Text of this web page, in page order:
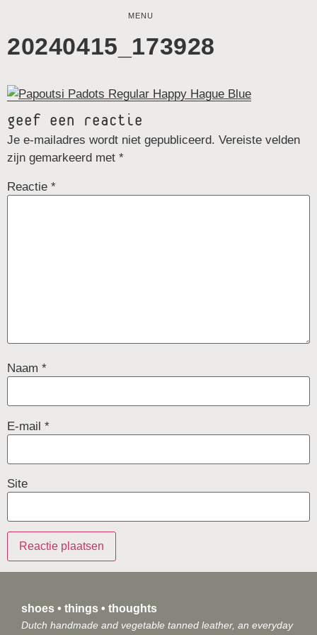
MENU
20240415_173928
geef een reactie
Je e-mailadres wordt niet gepubliceerd. Vereiste velden
zijn gemarkeerd met *
Reactie *
Naam *
E-mail *
Site
shoes • things • thoughts
Dutch handmade and vegetable tanned leather, an everyday